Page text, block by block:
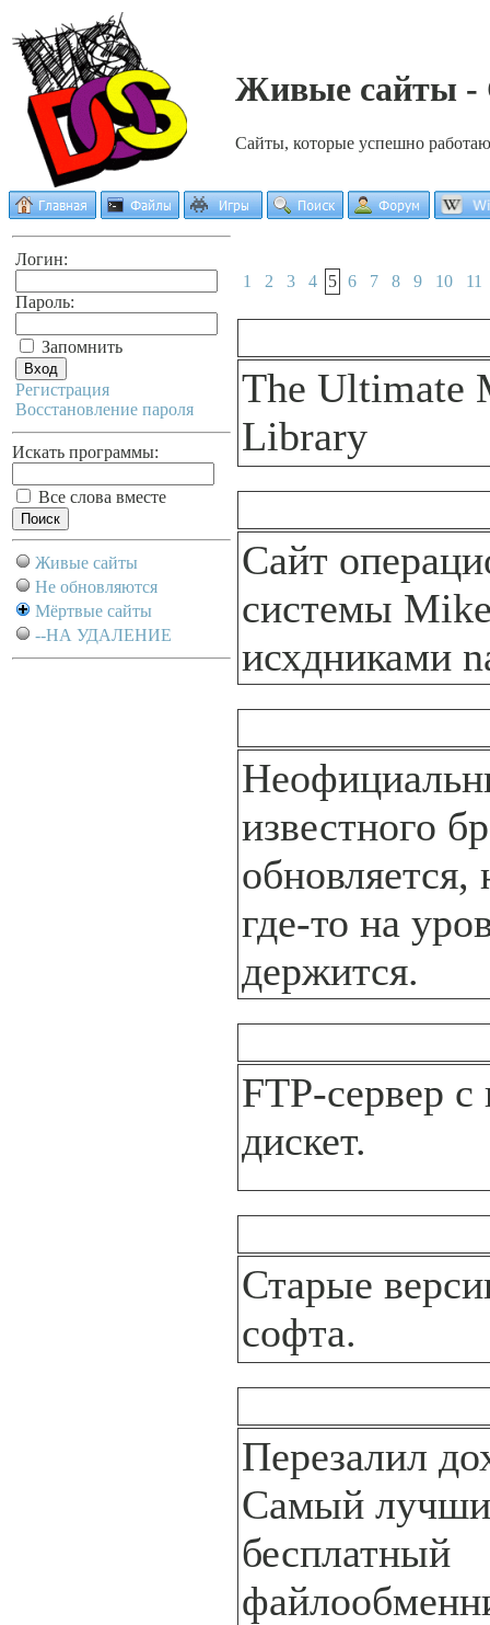
Живые сайты -
Сайты, которые успешно
Логин:
Пароль:
Запомнить
Регистрация
Восстановление пароля
Искать программы:
Все слова вместе
Живые сайты
Не обновляются
Мёртвые сайты
--НА УДАЛЕНИЕ
1 2 3 4 5 6 7 8 9 10 11
The Ultimate
Library
Сайт
системы
исхдниками
известного
где-то на
держится.
FTP-сервер
дискет.
Старые
софта.
Перезалил
Самый
бесплатный